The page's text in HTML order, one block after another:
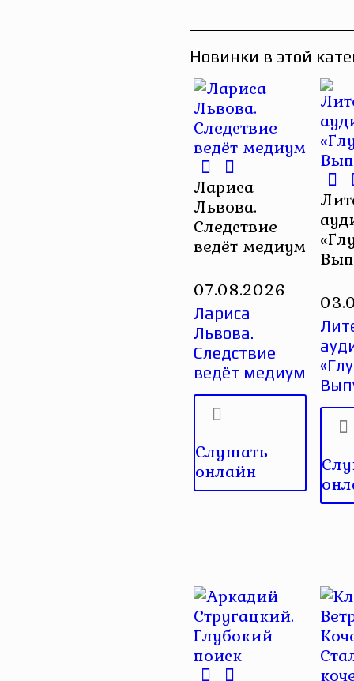
Новинки в этой
Лариса
Львова.
Следствие
ведёт медиум
07.08.2026
Лариса
Львова.
Следствие
ведёт медиум
Слушать
онлайн